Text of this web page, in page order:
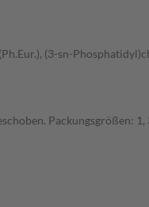
(3-sn-
Packungsgrößen: 1,